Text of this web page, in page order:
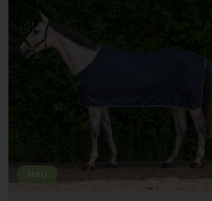
Neu